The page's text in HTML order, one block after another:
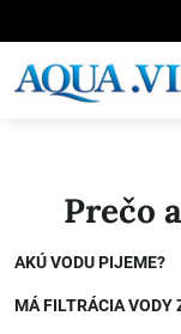
Prečo
AKÚ VODU PIJEME?
MÁ FILTRÁCIA VODY